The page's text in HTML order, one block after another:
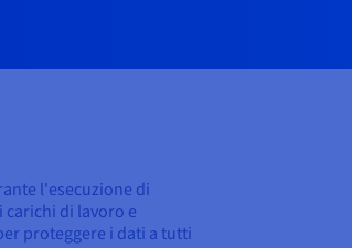
l'esecuzione di
di lavoro e
proteggere i dati a tutti